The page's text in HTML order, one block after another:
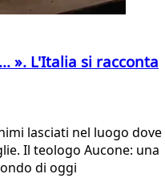
». L'Italia si racconta
lasciati nel luogo dove
Il teologo Aucone: una
di oggi